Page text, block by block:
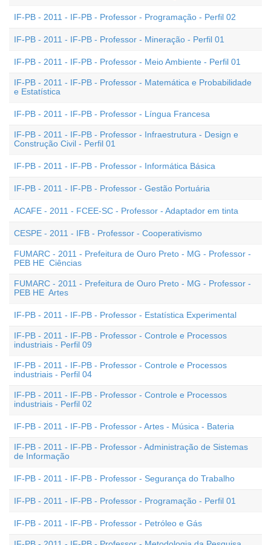
IF-PB - 2011 - IF-PB - Professor - Programação - Perfil 02
IF-PB - 2011 - IF-PB - Professor - Mineração - Perfil 01
IF-PB - 2011 - IF-PB - Professor - Meio Ambiente - Perfil 01
IF-PB - 2011 - IF-PB - Professor - Matemática e Probabilidade
e Estatística
IF-PB - 2011 - IF-PB - Professor - Língua Francesa
IF-PB - 2011 - IF-PB - Professor - Infraestrutura - Design e
Construção Civil - Perfil 01
IF-PB - 2011 - IF-PB - Professor - Informática Básica
IF-PB - 2011 - IF-PB - Professor - Gestão Portuária
ACAFE - 2011 - FCEE-SC - Professor - Adaptador em tinta
CESPE - 2011 - IFB - Professor - Cooperativismo
FUMARC - 2011 - Prefeitura de Ouro Preto - MG - Professor -
PEB HE  Ciências
FUMARC - 2011 - Prefeitura de Ouro Preto - MG - Professor -
PEB HE  Artes
IF-PB - 2011 - IF-PB - Professor - Estatística Experimental
IF-PB - 2011 - IF-PB - Professor - Controle e Processos
industriais - Perfil 09
IF-PB - 2011 - IF-PB - Professor - Controle e Processos
industriais - Perfil 04
IF-PB - 2011 - IF-PB - Professor - Controle e Processos
industriais - Perfil 02
IF-PB - 2011 - IF-PB - Professor - Artes - Música - Bateria
IF-PB - 2011 - IF-PB - Professor - Administração de Sistemas
de Informação
IF-PB - 2011 - IF-PB - Professor - Segurança do Trabalho
IF-PB - 2011 - IF-PB - Professor - Programação - Perfil 01
IF-PB - 2011 - IF-PB - Professor - Petróleo e Gás